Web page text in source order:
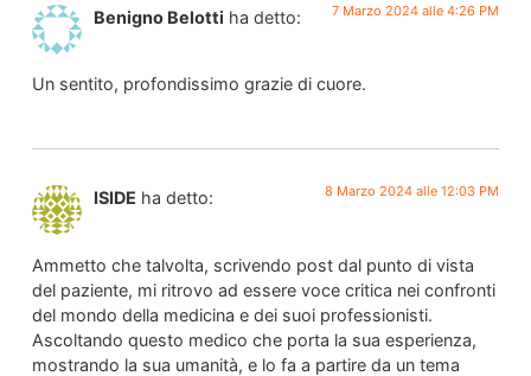
Benigno Belotti ha detto: 7 Marzo 2024 alle 4:26 PM
Un sentito, profondissimo grazie di cuore.
ISIDE ha detto: 8 Marzo 2024 alle 12:03 PM
Ammetto che talvolta, scrivendo post dal punto di vista
del paziente, mi ritrovo ad essere voce critica nei confronti
del mondo della medicina e dei suoi professionisti.
Ascoltando questo medico che porta la sua esperienza,
mostrando la sua umanità, e lo fa a partire da un tema